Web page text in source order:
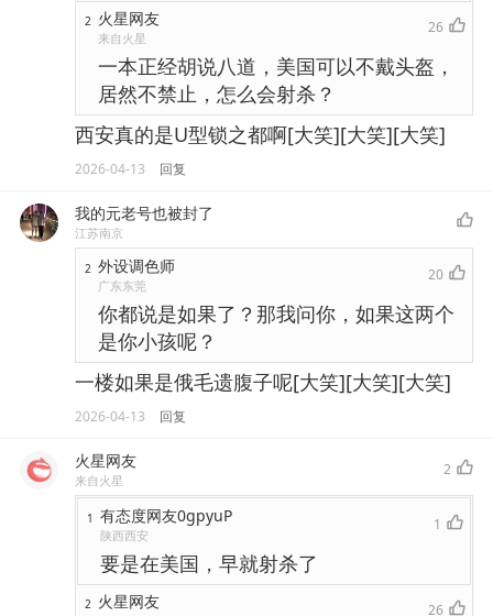
2 火星网友
来自火星
26
一本正经胡说八道，美国可以不戴头盔，
居然不禁止，怎么会射杀？
西安真的是U型锁之都啊[大笑][大笑][大笑]
2026-04-13 回复
我的元老号也被封了
江苏南京
2 外设调色师
广东东莞
20
你都说是如果了？那我问你，如果这两个
是你小孩呢？
一楼如果是俄毛遗腹子呢[大笑][大笑][大笑]
2026-04-13 回复
火星网友
来自火星
2
1 有态度网友0gpyuP
陕西西安
1
要是在美国，早就射杀了
2 火星网友 26